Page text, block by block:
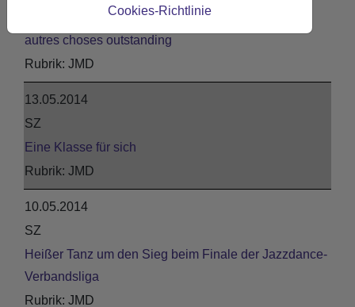
Saarsportmagazin 3-2014
autres choses outstanding
JMD
13.05.2014
SZ
Eine Klasse für sich
JMD
10.05.2014
SZ
Heißer Tanz um den Sieg beim Finale der Jazzdance-
Verbandsliga
JMD
Cookies-Richtlinie